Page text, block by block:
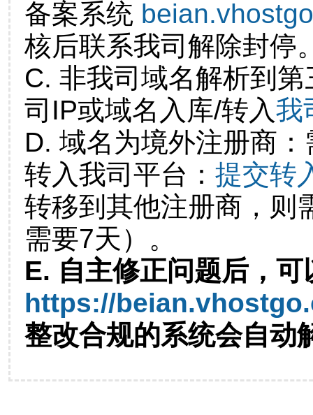
备案系统
核后联系我司解除封停
C. 非我司域名解析到
司IP或域名入库/转入我
D. 域名为境外注册商
转入我司平台： 提交转
转移到其他注册商，则
需要7天）。
E. 自主修正问题后，可
https://
整改合规的系统会自动